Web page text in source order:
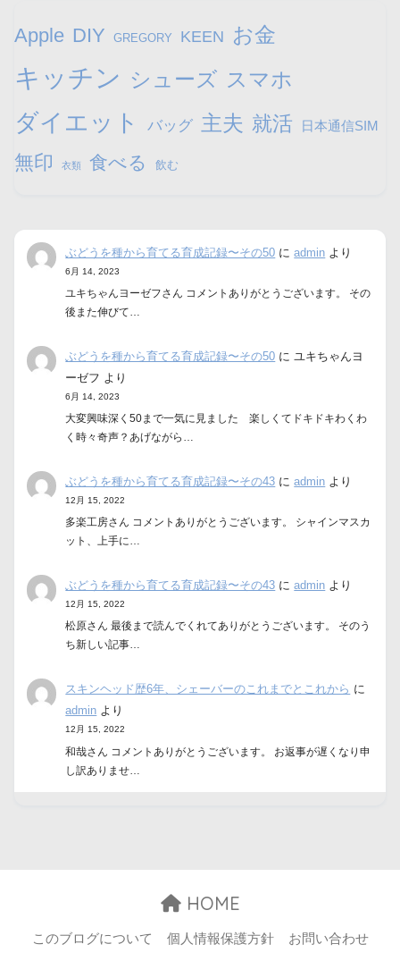
Apple DIY GREGORY KEEN お金
キッチン シューズ スマホ
ダイエット バッグ 主夫 就活 日本通信SIM
無印 衣類 食べる 飲む
ぶどうを種から育てる育成記録〜その50 にadmin より
6月 14, 2023
ユキちゃんヨーゼフさん コメントありがとうございます。 その
後また伸びて…
ぶどうを種から育てる育成記録〜その50 に ユキちゃんヨ
ーゼフ より
6月 14, 2023
大変興味深く50まで一気に見ました 楽しくてドキドキわくわ
く時々奇声？あげながら…
ぶどうを種から育てる育成記録〜その43 にadmin より
12月 15, 2022
多楽工房さん コメントありがとうございます。 シャインマスカ
ット、上手に…
ぶどうを種から育てる育成記録〜その43 にadmin より
12月 15, 2022
松原さん 最後まで読んでくれてありがとうございます。 そのう
ち新しい記事…
スキンヘッド歴6年、シェーバーのこれまでとこれから に
admin より
12月 15, 2022
和哉さん コメントありがとうございます。 お返事が遅くなり申
し訳ありませ…
HOME
このブログについて 個人情報保護方針 お問い合わせ